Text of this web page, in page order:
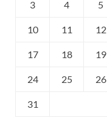
3 4 5
10 11 12
17 18 19
24 25 26
31